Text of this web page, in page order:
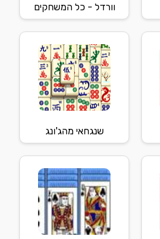
וורדל - כל המשחקים
שנגחאי מהג'ונג